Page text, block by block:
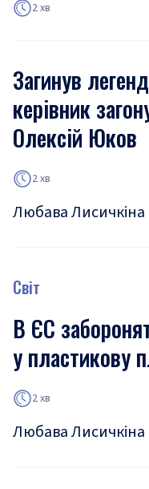
2 хв
Загинув
керівник
Олексій Юков
2 хв
Любава Лисичкіна
Світ
В ЄС
у пластикову
2 хв
Любава Лисичкіна